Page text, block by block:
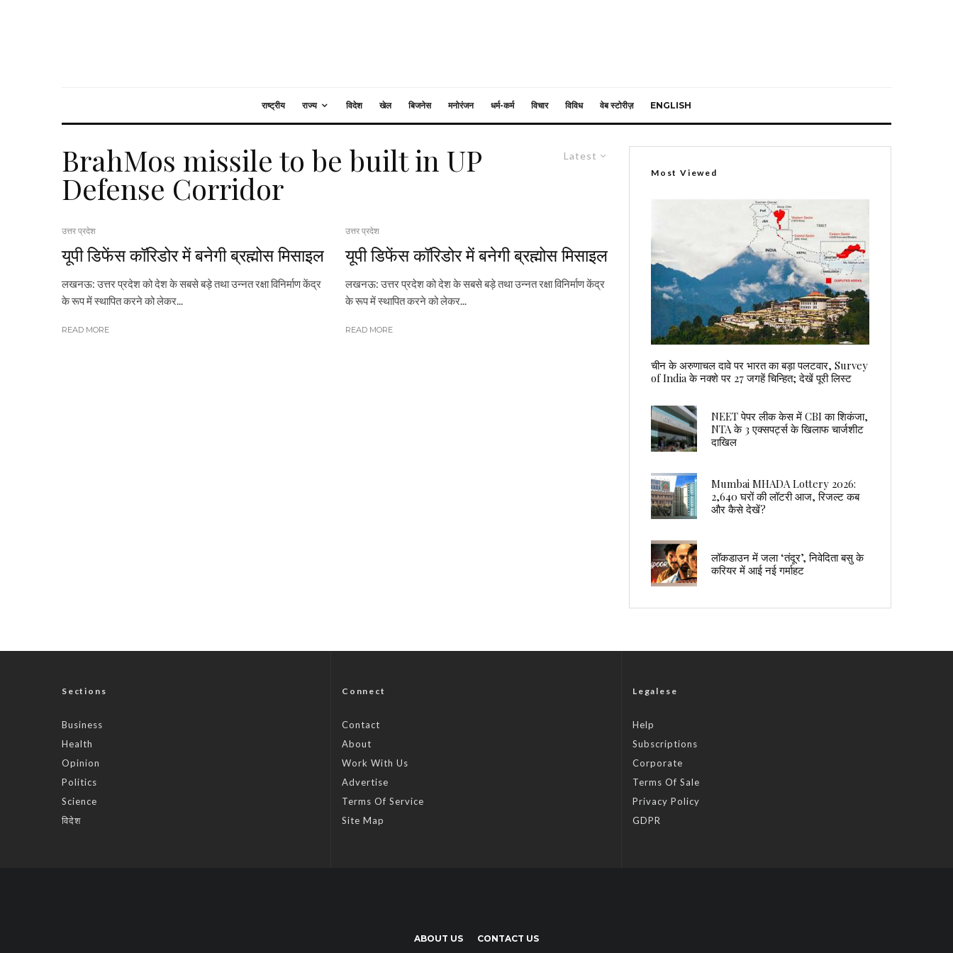
राष्ट्रीय राज्य विदेश खेल बिजनेस मनोरंजन धर्म-कर्म विचार विविध वेब स्टोरीज़ ENGLISH
Latest
BrahMos missile to be built in UP
Defense Corridor
उत्तर प्रदेश
यूपी डिफेंस कॉरिडोर में बनेगी ब्रह्मोस मिसाइल
लखनऊ: उत्तर प्रदेश को देश के सबसे बड़े तथा उन्नत रक्षा विनिर्माण केंद्र
के रूप में स्थापित करने को लेकर...
READ MORE
उत्तर प्रदेश
यूपी डिफेंस कॉरिडोर में बनेगी ब्रह्मोस मिसाइल
लखनऊ: उत्तर प्रदेश को देश के सबसे बड़े तथा उन्नत रक्षा विनिर्माण केंद्र
के रूप में स्थापित करने को लेकर...
READ MORE
Most Viewed
चीन के अरुणाचल दावे पर भारत का बड़ा पलटवार, Survey
of India के नक्शे पर 27 जगहें चिन्हित; देखें पूरी लिस्ट
NEET पेपर लीक केस में CBI का शिकंजा,
NTA के 3 एक्सपर्ट्स के खिलाफ चार्जशीट
दाखिल
Mumbai MHADA Lottery 2026:
2,640 घरों की लॉटरी आज, रिजल्ट कब
और कैसे देखें?
लॉकडाउन में जला ‘तंदूर’, निवेदिता बसु के
करियर में आई नई गर्माहट
Sections
Business
Health
Opinion
Politics
Science
विदेश
Connect
Contact
About
Work With Us
Advertise
Terms Of Service
Site Map
Legalese
Help
Subscriptions
Corporate
Terms Of Sale
Privacy Policy
GDPR
ABOUT US CONTACT US